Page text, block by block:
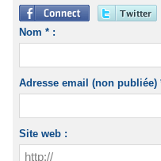
Nom * :
Adresse email (non publiée)
Site web :